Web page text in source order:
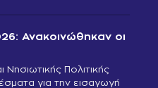
Ανακοινώθηκαν οι
Νησιωτικής Πολιτικής
για την εισαγωγή